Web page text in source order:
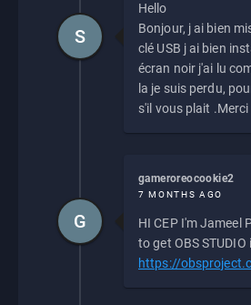
Hello
Bonjour, j ai bien
clé USB j ai bien
écran noir j'ai lu
la je suis perdu,
s'il vous plait .Merci
S
gameroreocookie2
7 MONTHS AGO
HI CEP I'm Jameel
to get OBS
https://
G